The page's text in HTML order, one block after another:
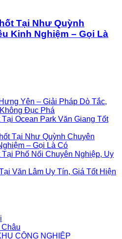
Tại Như Quỳnh
Kinh Nghiệm – Gọi Là
Yên – Giải Pháp Dò Tắc,
Đục Phá
Ocean Park Văn Giang Tốt
Tại Như Quỳnh Chuyên
– Gọi Là Có
Phố Nối Chuyên Nghiệp, Uy
Văn Lâm Uy Tín, Giá Tốt Hiện
Châu
CÔNG NGHIỆP